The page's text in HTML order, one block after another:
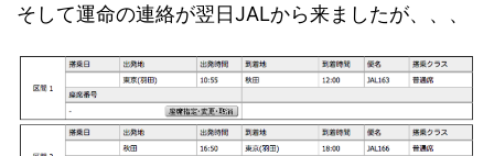
そして運命の連絡が翌日JALから来ましたが、、、